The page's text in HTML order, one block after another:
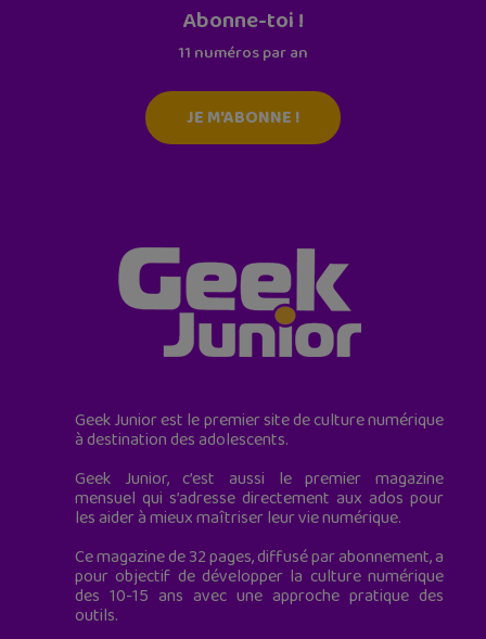
Abonne-toi !
11 numéros par an
JE M'ABONNE !
Geek Junior est le premier site de culture numérique
à destination des adolescents.
Geek Junior, c’est aussi le premier magazine
mensuel qui s’adresse directement aux ados pour
les aider à mieux maîtriser leur vie numérique.
Ce magazine de 32 pages, diffusé par abonnement, a
pour objectif de développer la culture numérique
des 10-15 ans avec une approche pratique des
outils.